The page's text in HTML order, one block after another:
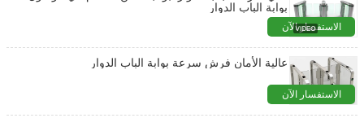
بوابة الباب الدوار
الاستفسار الآن
عالية الأمان فرش سرعة بوابة الباب الدوار
الاستفسار الآن